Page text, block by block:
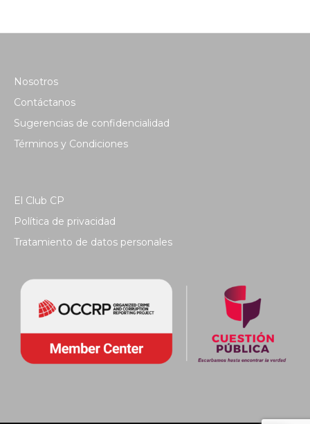
Nosotros
Contáctanos
Sugerencias de confidencialidad
Términos y Condiciones
El Club CP
Política de privacidad
Tratamiento de datos personales